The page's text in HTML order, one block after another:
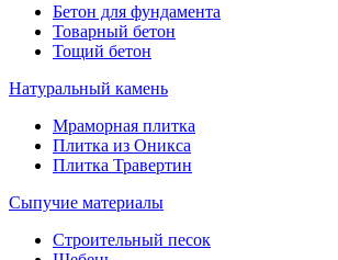
Бетон для фундамента
Товарный бетон
Тощий бетон
Натуральный камень
Мраморная плитка
Плитка из Оникса
Плитка Травертин
Сыпучие материалы
Строительный песок